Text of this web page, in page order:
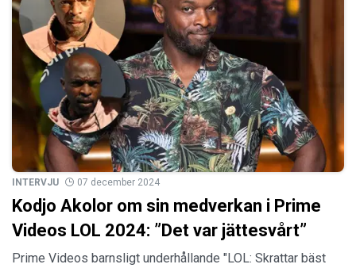
INTERVJU 07 december 2024
Kodjo Akolor om sin medverkan i Prime
Videos LOL 2024: ”Det var jättesvårt”
Prime Videos barnsligt underhållande "LOL: Skrattar bäst